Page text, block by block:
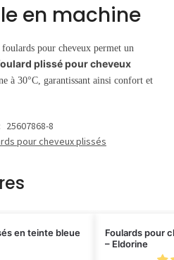
en machine
pour cheveux permet un
plissé pour cheveux
à 30°C, garantissant ainsi confort et
25607868-8
pour cheveux plissés
en teinte bleue
Foulards pour
– Eldorine